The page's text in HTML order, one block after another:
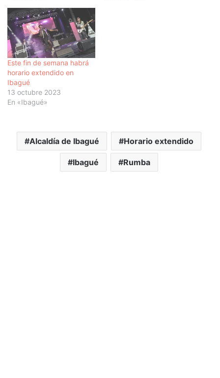
Este fin de semana habrá
horario extendido en
Ibagué
13 octubre 2023
En «Ibagué»
Alcaldía de Ibagué Horario extendido
Ibagué Rumba